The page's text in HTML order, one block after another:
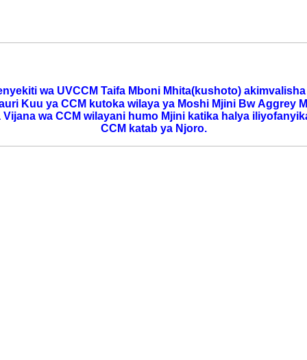
wa UVCCM Taifa Mboni Mhita(kushoto)
Kuu ya CCM kutoka wilaya ya Moshi Mjini BwAggrey
wa CCM wilayani humo Mjini katika halya
CCM katab ya Njoro.